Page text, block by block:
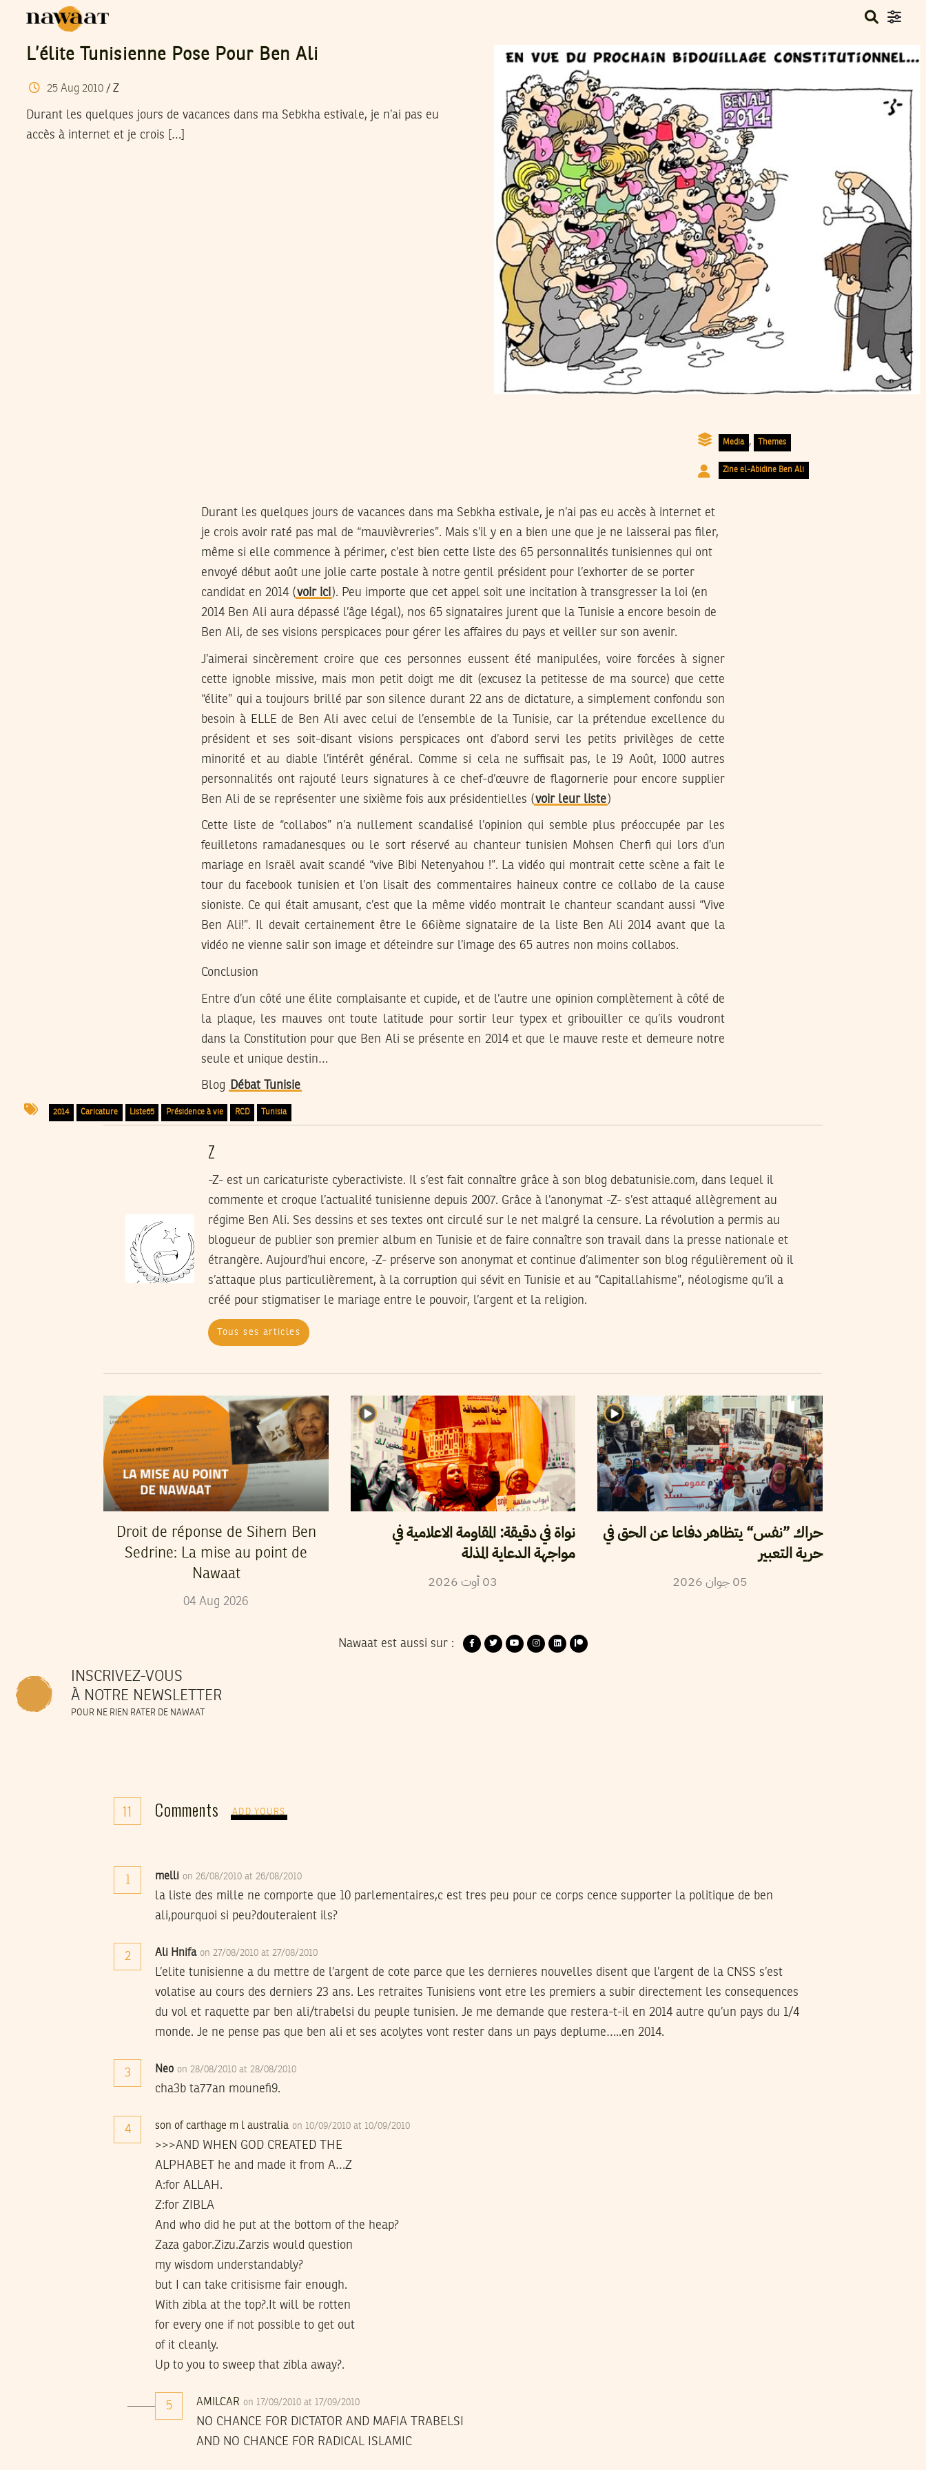
L’élite Tunisienne Pose Pour Ben Ali
25 Aug 2010/ Z
Durant les quelques jours de vacances dans ma Sebkha estivale, je n’ai pas eu
accès à internet et je crois […]
Media , Themes
Zine el-Abidine Ben Ali
Durant les quelques jours de vacances dans ma Sebkha estivale, je n’ai pas eu accès à internet et
je crois avoir raté pas mal de “mauvièvreries”. Mais s’il y en a bien une que je ne laisserai pas filer,
même si elle commence à périmer, c’est bien cette liste des 65 personnalités tunisiennes qui ont
envoyé début août une jolie carte postale à notre gentil président pour l’exhorter de se porter
candidat en 2014 (voir ici). Peu importe que cet appel soit une incitation à transgresser la loi (en
2014 Ben Ali aura dépassé l’âge légal), nos 65 signataires jurent que la Tunisie a encore besoin de
Ben Ali, de ses visions perspicaces pour gérer les affaires du pays et veiller sur son avenir.
J’aimerai sincèrement croire que ces personnes eussent été manipulées, voire forcées à signer
cette ignoble missive, mais mon petit doigt me dit (excusez la petitesse de ma source) que cette
“élite” qui a toujours brillé par son silence durant 22 ans de dictature, a simplement confondu son
besoin à ELLE de Ben Ali avec celui de l’ensemble de la Tunisie, car la prétendue excellence du
président et ses soit-disant visions perspicaces ont d’abord servi les petits privilèges de cette
minorité et au diable l’intérêt général. Comme si cela ne suffisait pas, le 19 Août, 1000 autres
personnalités ont rajouté leurs signatures à ce chef-d’œuvre de flagornerie pour encore supplier
Ben Ali de se représenter une sixième fois aux présidentielles (voir leur liste)
Cette liste de “collabos” n’a nullement scandalisé l’opinion qui semble plus préoccupée par les
feuilletons ramadanesques ou le sort réservé au chanteur tunisien Mohsen Cherfi qui lors d’un
mariage en Israël avait scandé “vive Bibi Netenyahou !”. La vidéo qui montrait cette scène a fait le
tour du facebook tunisien et l’on lisait des commentaires haineux contre ce collabo de la cause
sioniste. Ce qui était amusant, c’est que la même vidéo montrait le chanteur scandant aussi “Vive
Ben Ali!”. Il devait certainement être le 66ième signataire de la liste Ben Ali 2014 avant que la
vidéo ne vienne salir son image et déteindre sur l’image des 65 autres non moins collabos.
Conclusion
Entre d’un côté une élite complaisante et cupide, et de l’autre une opinion complètement à côté de
la plaque, les mauves ont toute latitude pour sortir leur typex et gribouiller ce qu’ils voudront
dans la Constitution pour que Ben Ali se présente en 2014 et que le mauve reste et demeure notre
seule et unique destin…
Blog Débat Tunisie
2014 Caricature Liste65 Présidence à vie RCD Tunisia
Z
-Z- est un caricaturiste cyberactiviste. Il s’est fait connaître grâce à son blog debatunisie.com, dans lequel il
commente et croque l’actualité tunisienne depuis 2007. Grâce à l’anonymat -Z- s’est attaqué allègrement au
régime Ben Ali. Ses dessins et ses textes ont circulé sur le net malgré la censure. La révolution a permis au
blogueur de publier son premier album en Tunisie et de faire connaître son travail dans la presse nationale et
étrangère. Aujourd’hui encore, -Z- préserve son anonymat et continue d’alimenter son blog régulièrement où il
s’attaque plus particulièrement, à la corruption qui sévit en Tunisie et au “Capitallahisme”, néologisme qu’il a
créé pour stigmatiser le mariage entre le pouvoir, l’argent et la religion.
Tous ses articles
Droit de réponse de Sihem Ben
Sedrine: La mise au point de
Nawaat
04 Aug 2026
نواة في دقيقة: المقاومة الاعلامية في
مواجهة الدعاية المذلة
03أوت 2026
حراك ”نفس“ يتظاهر دفاعا عن الحق في
حرية التعبير
05جوان2026
Nawaat est aussi sur :
INSCRIVEZ-VOUS
À NOTRE NEWSLETTER
POUR NE RIEN RATER DE NAWAAT
11 Comments ADD YOURS
1 melli on 26/08/2010 at 26/08/2010
la liste des mille ne comporte que 10 parlementaires,c est tres peu pour ce corps cence supporter la politique de ben
ali,pourquoi si peu?douteraient ils?
2 Ali Hnifa on 27/08/2010 at 27/08/2010
L’elite tunisienne a du mettre de l’argent de cote parce que les dernieres nouvelles disent que l’argent de la CNSS s’est
volatise au cours des derniers 23 ans. Les retraites Tunisiens vont etre les premiers a subir directement les consequences
du vol et raquette par ben ali/trabelsi du peuple tunisien. Je me demande que restera-t-il en 2014 autre qu’un pays du 1/4
monde. Je ne pense pas que ben ali et ses acolytes vont rester dans un pays deplume…..en 2014.
3 Neo on 28/08/2010 at 28/08/2010
cha3b ta77an mounefi9.
4 son of carthage m l australia on 10/09/2010 at 10/09/2010
>>>AND WHEN GOD CREATED THE
ALPHABET he and made it from A…Z
A:for ALLAH.
Z:for ZIBLA
And who did he put at the bottom of the heap?
Zaza gabor.Zizu.Zarzis would question
my wisdom understandably?
but I can take critisisme fair enough.
With zibla at the top?.It will be rotten
for every one if not possible to get out
of it cleanly.
Up to you to sweep that zibla away?.
5 AMILCAR on 17/09/2010 at 17/09/2010
NO CHANCE FOR DICTATOR AND MAFIA TRABELSI
AND NO CHANCE FOR RADICAL ISLAMIC